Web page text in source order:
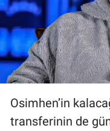
Osimhen’in
transferinin de